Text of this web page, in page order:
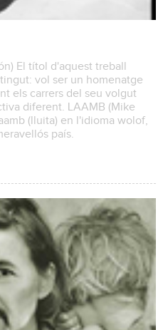
El títol d'aquest treball
vol ser un homenatge
els carrers del seu volgut
diferent. LAAMB (Mike
(lluita) en l'idioma wolof,
país.